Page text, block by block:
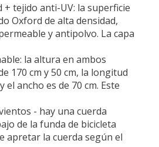
+ tejido anti-UV: la superficie
Oxford de alta densidad,
y antipolvo. La capa
la altura en ambos
170 cm y 50 cm, la longitud
el ancho es de 70 cm. Este
- hay una cuerda
de la funda de bicicleta
apretar la cuerda según el